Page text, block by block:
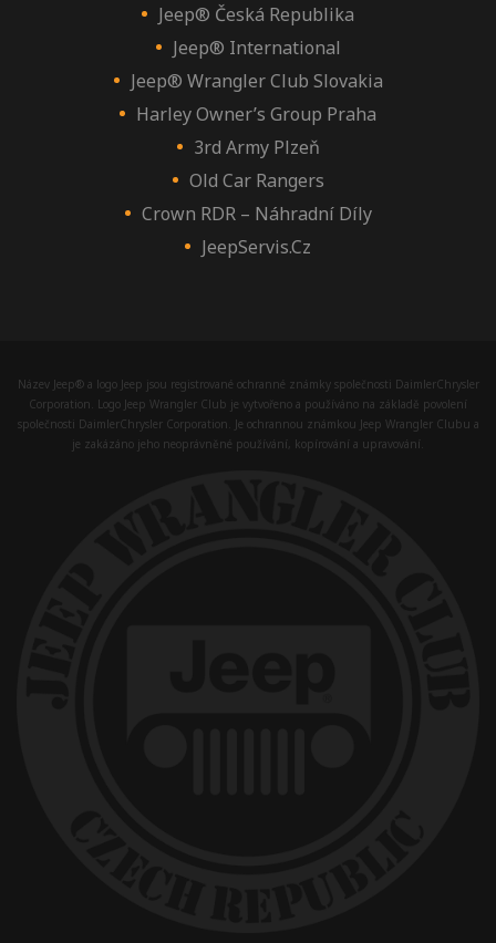
Jeep® Česká Republika
Jeep® International
Jeep® Wrangler Club Slovakia
Harley Owner’s Group Praha
3rd Army Plzeň
Old Car Rangers
Crown RDR – Náhradní Díly
JeepServis.cz
Název Jeep® a logo Jeep jsou registrované ochranné známky společnosti DaimlerChrysler
Corporation. Logo Jeep Wrangler Club je vytvořeno a používáno na základě povolení
společnosti DaimlerChrysler Corporation. Je ochrannou známkou Jeep Wrangler Clubu a
je zakázáno jeho neoprávněné používání, kopírování a upravování.